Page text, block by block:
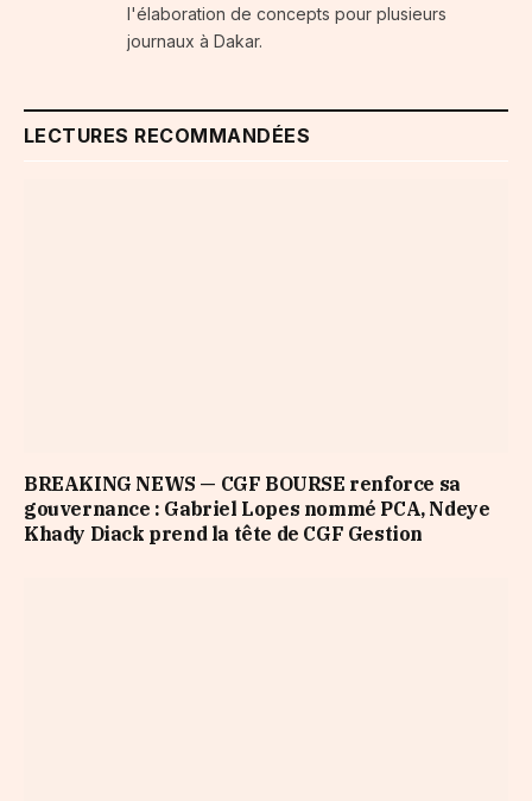
l'élaboration de concepts pour plusieurs
journaux à Dakar.
LECTURES RECOMMANDÉES
BREAKING NEWS — CGF BOURSE renforce sa
gouvernance : Gabriel Lopes nommé PCA, Ndeye
Khady Diack prend la tête de CGF Gestion